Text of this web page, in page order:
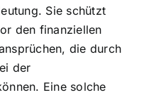
Sie schützt
den finanziellen
die durch
der
Eine solche